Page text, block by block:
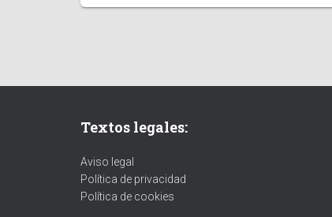
Textos legales:
Aviso legal
Política de privacidad
Política de cookies